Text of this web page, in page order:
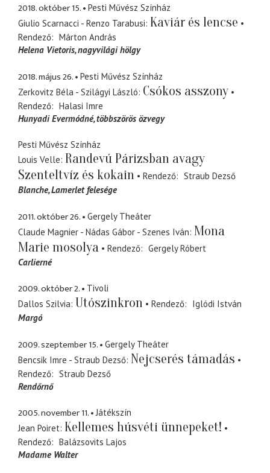
2018. október 15.
Pesti Művész Színház
Giulio Scarnacci - Renzo Tarabusi Kaviár és lencse
Rendező
Márton András
Helena Vietoris nagyvilági hölgy
2018. május 26.
Pesti Művész Színház
Zerkovitz Béla - Szilágyi László Csókos asszony
Rendező
Halasi Imre
Hunyadi Evermódné többszörös özvegy
Pesti Művész Színház
Louis Velle Randevú Párizsban avagy
Szenteltvíz és kokain
Rendező
Straub Dezső
Blanche Lamerlet felesége
2011. október 26.
Gergely Theáter
Claude Magnier - Nádas Gábor - Szenes Iván Mona
Marie mosolya
Rendező
Gergely Róbert
Carlierné
2009. október 2.
Tivoli
Dallos Szilvia Utószinkron Rendező
Iglódi István
Margó
2009. szeptember 15.
Gergely Theáter
Bencsik Imre - Straub Dezső Nejcserés támadás
Rendező
Straub Dezső
Rendőrnő
2005. november 11.
Játékszín
Jean Poiret Kellemes húsvéti ünnepeket!
Rendező
Balázsovits Lajos
Madame Walter